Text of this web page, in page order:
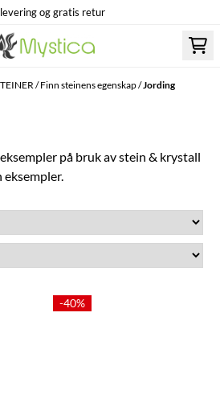
og gratis retur
/Finn steinens egenskap/Jording
på bruk av stein & krystall
-40%